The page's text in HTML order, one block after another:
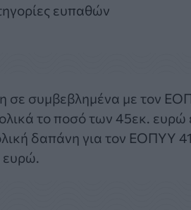
ευπαθών
σε συμβεβλημένα με τον
το ποσό των 45εκ. ευρώ
δαπάνη για τον ΕΟΠΥΥ